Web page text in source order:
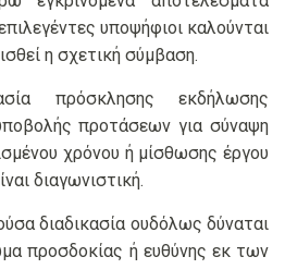
υποψήφιοι καλούνται
η σχετική σύμβαση.
πρόσκλησης εκδήλωσης
προτάσεων για σύναψη
χρόνου ή μίσθωσης έργου
διαγωνιστική.
διαδικασία ουδόλως δύναται
προσδοκίας ή ευθύνης εκ των